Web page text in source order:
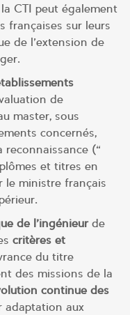
CTI peut également
françaises sur leurs
de l’extension de
de
master, sous
concernés,
(«
et titres en
le ministre français
de l’ingénieurde
critères et
du titre
des missions de la
continue des
adaptation aux